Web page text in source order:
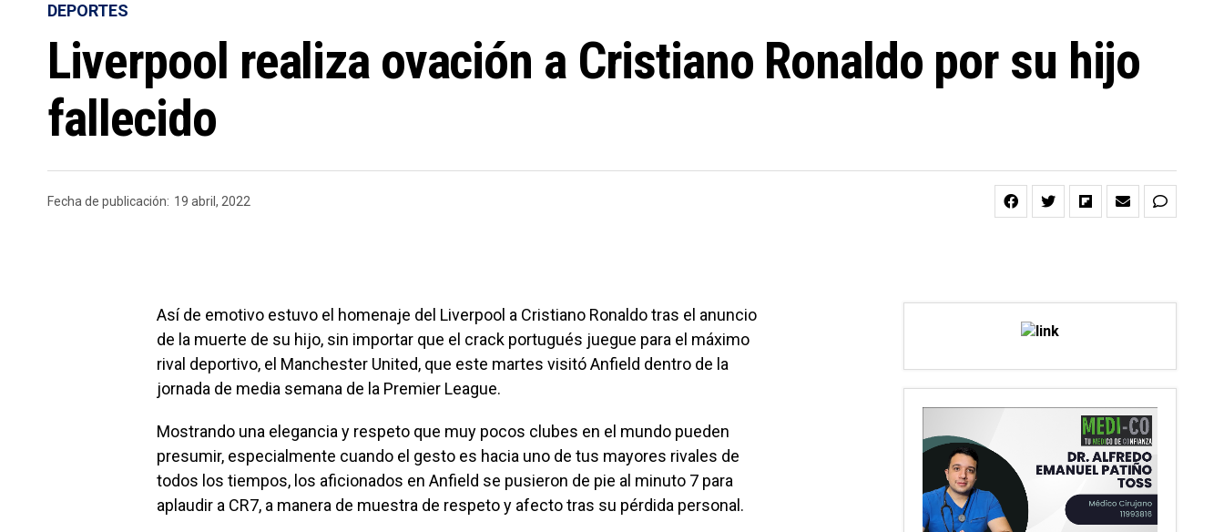
DEPORTES
Liverpool realiza ovación a Cristiano Ronaldo por su hijo
fallecido
Fecha de publicación: 19 abril, 2022
Así de emotivo estuvo el homenaje del Liverpool a Cristiano Ronaldo tras el anuncio
de la muerte de su hijo, sin importar que el crack portugués juegue para el máximo
rival deportivo, el Manchester United, que este martes visitó Anfield dentro de la
jornada de media semana de la Premier League.
Mostrando una elegancia y respeto que muy pocos clubes en el mundo pueden
presumir, especialmente cuando el gesto es hacia uno de tus mayores rivales de
todos los tiempos, los aficionados en Anfield se pusieron de pie al minuto 7 para
aplaudir a CR7, a manera de muestra de respeto y afecto tras su pérdida personal.